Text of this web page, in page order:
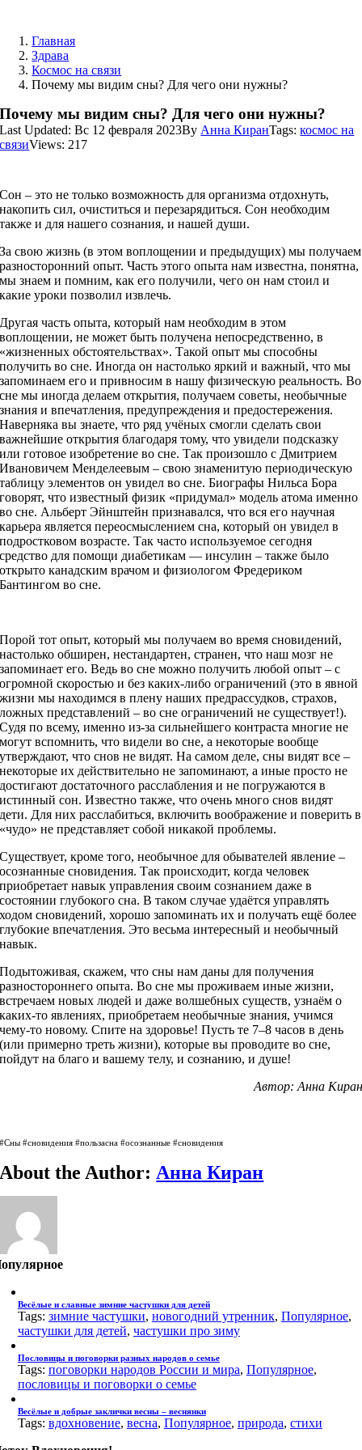
contentГлавная
Здрава
Космос на связи
Почему мы видим сны? Для чего они нужны?
Почему мы видим сны? Для чего они нужны?
Last Updated: Вс 12 февраля 2023By Анна КиранTags:космос на
связиViews: 217
Сон – это не только возможность для организма отдохнуть,
накопить сил, очиститься и перезарядиться. Сон необходим
также и для нашего сознания, и нашей души.
За свою жизнь (в этом воплощении и предыдущих) мы получаем
разносторонний опыт. Часть этого опыта нам известна, понятна,
мы знаем и помним, как его получили, чего он нам стоил и
какие уроки позволил извлечь.
Другая часть опыта, который нам необходим в этом
воплощении, не может быть получена непосредственно, в
«жизненных обстоятельствах». Такой опыт мы способны
получить во сне. Иногда он настолько яркий и важный, что мы
запоминаем его и привносим в нашу физическую реальность. Во
сне мы иногда делаем открытия, получаем советы, необычные
знания и впечатления, предупреждения и предостережения.
Наверняка вы знаете, что ряд учёных смогли сделать свои
важнейшие открытия благодаря тому, что увидели подсказку
или готовое изобретение во сне. Так произошло с Дмитрием
Ивановичем Менделеевым – свою знаменитую периодическую
таблицу элементов он увидел во сне. Биографы Нильса Бора
говорят, что известный физик «придумал» модель атома именно
во сне. Альберт Эйнштейн признавался, что вся его научная
карьера является переосмыслением сна, который он увидел в
подростковом возрасте. Так часто используемое сегодня
средство для помощи диабетикам — инсулин – также было
открыто канадским врачом и физиологом Фредериком
Бантингом во сне.
Порой тот опыт, который мы получаем во время сновидений,
настолько обширен, нестандартен, странен, что наш мозг не
запоминает его. Ведь во сне можно получить любой опыт – с
огромной скоростью и без каких-либо ограничений (это в явной
жизни мы находимся в плену наших предрассудков, страхов,
ложных представлений – во сне ограничений не существует!).
Судя по всему, именно из-за сильнейшего контраста многие не
могут вспомнить, что видели во сне, а некоторые вообще
утверждают, что снов не видят. На самом деле, сны видят все –
некоторые их действительно не запоминают, а иные просто не
достигают достаточного расслабления и не погружаются в
истинный сон. Известно также, что очень много снов видят
дети. Для них расслабиться, включить воображение и поверить в
«чудо» не представляет собой никакой проблемы.
Существует, кроме того, необычное для обывателей явление –
осознанные сновидения. Так происходит, когда человек
приобретает навык управления своим сознанием даже в
состоянии глубокого сна. В таком случае удаётся управлять
ходом сновидений, хорошо запоминать их и получать ещё более
глубокие впечатления. Это весьма интересный и необычный
навык.
Подытоживая, скажем, что сны нам даны для получения
разностороннего опыта. Во сне мы проживаем иные жизни,
встречаем новых людей и даже волшебных существ, узнаём о
каких-то явлениях, приобретаем необычные знания, учимся
чему-то новому. Спите на здоровье! Пусть те 7–8 часов в день
(или примерно треть жизни), которые вы проводите во сне,
пойдут на благо и вашему телу, и сознанию, и душе!
Автор: Анна Киран
#Сны #сновидения #пользасна #осознанные #сновидения
About the Author: Анна Киран
Весёлые и славные зимние частушки для детей
Tags: зимние частушки, новогодний утренник, Популярное,
частушки для детей, частушки про зиму
Пословицы и поговорки разных народов о семье
Tags: поговорки народов России и мира, Популярное,
пословицы и поговорки о семье
Весёлые и добрые заклички весны – веснянки
Tags: вдохновение, весна, Популярное, природа, стихи